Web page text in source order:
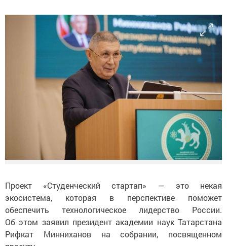
Проект «Студенческий стартап» — это некая
экосистема, которая в перспективе поможет
обеспечить технологическое лидерство России.
Об этом заявил президент академии наук Татарстана
Рифкат Минниханов на собрании, посвященном